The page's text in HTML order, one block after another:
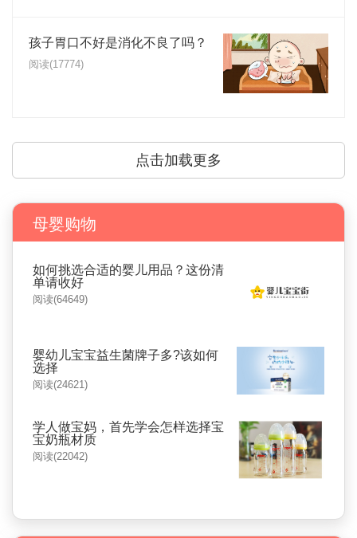
孩子胃口不好是消化不良了吗？
阅读(17774)
点击加载更多
母婴购物
如何挑选合适的婴儿用品？这份清
单请收好
阅读(64649)
婴幼儿宝宝益生菌牌子多?该如何
选择
阅读(24621)
学人做宝妈，首先学会怎样选择宝
宝奶瓶材质
阅读(22042)